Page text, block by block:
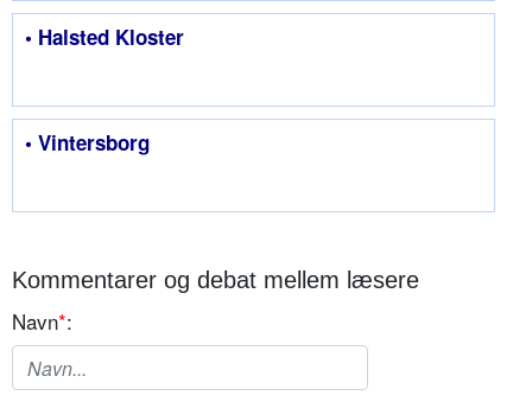
• Halsted Kloster
• Vintersborg
Kommentarer og debat mellem læsere
Navn*: